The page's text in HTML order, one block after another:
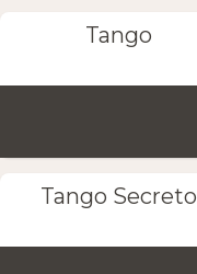
Tango
Tango Secreto